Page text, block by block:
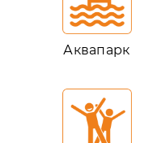
Аквапарк